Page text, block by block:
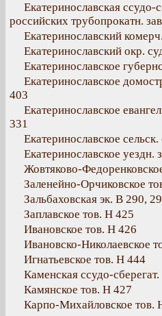
Екатеринославская ссудо-
российских трубопрокатн.
Екатеринославский
Екатеринославский окр.
Екатеринославское
Екатеринославское
403
Екатеринославское
331
Екатеринославское
Екатеринославское уездн.
Жовтяково-
Заленейно-Орчиковское
Зальбаховская эк. В 290,
Заплавское тов. Н 425
Ивановское тов. Н 426
Ивановско-Николаевское
Игнатьевское тов. Н 444
Каменская ссудо-
Камянское тов. Н 427
Карпо-Михайловское тов.